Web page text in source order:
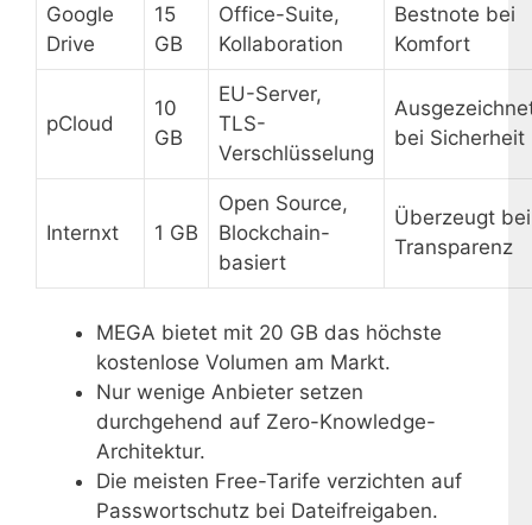
Google
Drive
15
GB
Office-Suite,
Kollaboration
Bestnote bei
Komfort
pCloud
10
GB
EU-Server,
TLS-
Verschlüsselung
bei Sicherheit
Internxt 1 GB
Open Source,
Blockchain-
basiert
Überzeugt bei
Transparenz
MEGA bietet mit 20 GB das höchste
kostenlose Volumen am Markt.
Nur wenige Anbieter setzen
durchgehend auf Zero-Knowledge-
Architektur.
Die meisten Free-Tarife verzichten auf
Passwortschutz bei Dateifreigaben.